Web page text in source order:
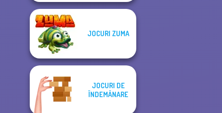
JOCURI ZUMA
JOCURI DE
ÎNDEMÂNARE